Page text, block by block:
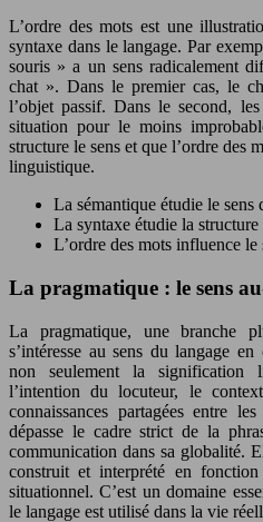
L’ordre des mots est une
syntaxe dans le langage. Par
souris » a un sens radicalement
chat ». Dans le premier cas, le
l’objet passif. Dans le second,
situation pour le moins
structure le sens et que l’ordre des
linguistique.
La sémantique étudie le sens
La syntaxe étudie la structure
L’ordre des mots influence le
La pragmatique : le sens
La pragmatique, une branche
s’intéresse au sens du langage
non seulement la signification
l’intention du locuteur, le
connaissances partagées entre
dépasse le cadre strict de la
communication dans sa globalité.
construit et interprété en
situationnel. C’est un domaine
le langage est utilisé dans la vie